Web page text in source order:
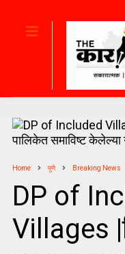
Home पुणे Breaking News
DP of
Villages